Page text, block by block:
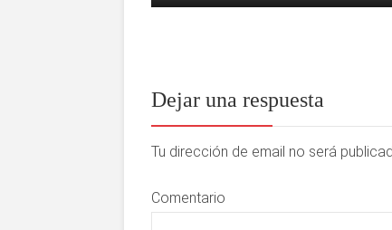
Dejar una respuesta
Tu dirección de email no será
Comentario